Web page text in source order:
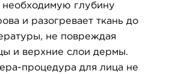
необходимую глубину
и разогревает ткань до
не повреждая
и верхние слои дермы.
процедура для лица не